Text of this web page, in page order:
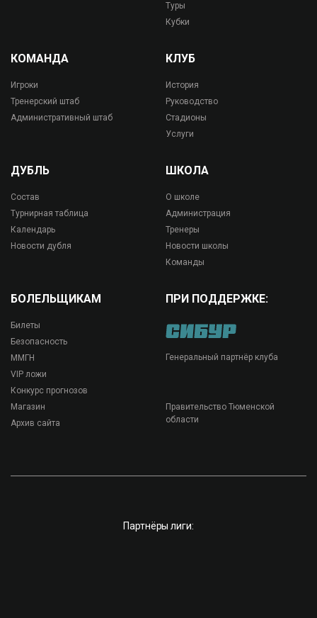
Туры
Кубки
КОМАНДА
Игроки
Тренерский штаб
Административный штаб
КЛУБ
История
Руководство
Стадионы
Услуги
ДУБЛЬ
Состав
Турнирная таблица
Календарь
Новости дубля
ШКОЛА
О школе
Администрация
Тренеры
Новости школы
Команды
БОЛЕЛЬЩИКАМ
Билеты
Безопасность
ММГН
VIP ложи
Конкурс прогнозов
Магазин
Архив сайта
ПРИ ПОДДЕРЖКЕ:
Генеральный партнёр клуба
Правительство Тюменской
области
Партнёры лиги: